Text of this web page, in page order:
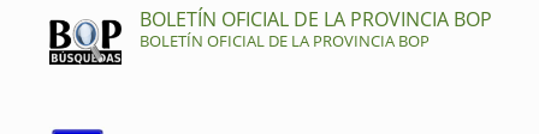
BOLETÍN OFICIAL DE LA PROVINCIA BOP
BOLETÍN OFICIAL DE LA PROVINCIA BOP